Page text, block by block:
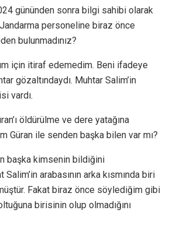
gününden sonra bilgi sahibi olarak
personeline biraz önce
bulunmadınız?
için itiraf edemedim. Beni ifadeye
gözaltındaydı. Muhtar Salim’in
vardı.
öldürülme ve dere yatağına
Güran ile senden başka bilen var mı?
başka kimsenin bildiğini
arabasının arka kısmında biri
Fakat biraz önce söylediğim gibi
birisinin olup olmadığını